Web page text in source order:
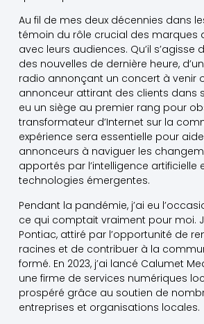
Au fil de mes deux décennies dans
témoin du rôle crucial des marques
avec leurs audiences. Qu’il s’agisse
des nouvelles de dernière heure,
radio annonçant un concert à venir
annonceur attirant des clients dans
eu un siège au premier rang pour
transformateur d’Internet sur la
expérience sera essentielle pour
annonceurs à naviguer les
apportés par l’intelligence artificielle
technologies émergentes.
Pendant la pandémie, j’ai eu
ce qui comptait vraiment pour moi.
Pontiac, attiré par l’opportunité de
racines et de contribuer à la
formé. En 2023, j’ai lancé Calumet
une firme de services numériques
prospéré grâce au soutien de
entreprises et organisations locales.